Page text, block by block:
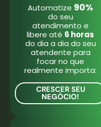
Automatize 90%
do seu
atendimento e
libere até 6 horas
do dia a dia do seu
atendente para
focar no que
realmente importa:
CRESCER SEU
NEGÓCIO!